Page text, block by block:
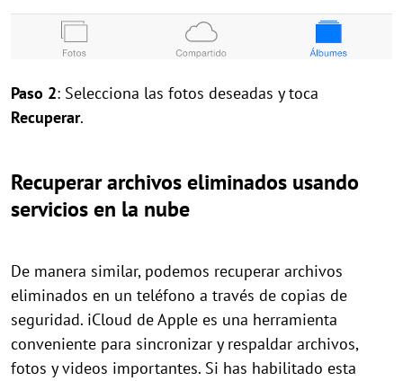
Paso 2: Selecciona las fotos deseadas y toca
Recuperar.
Recuperar archivos eliminados usando
servicios en la nube
De manera similar, podemos recuperar archivos
eliminados en un teléfono a través de copias de
seguridad. iCloud de Apple es una herramienta
conveniente para sincronizar y respaldar archivos,
fotos y videos importantes. Si has habilitado esta